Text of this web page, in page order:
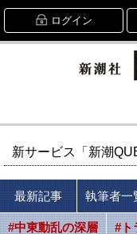
ログイン
新サービス「新潮
最新記事 執筆者一
#中東動乱の深層 #ト